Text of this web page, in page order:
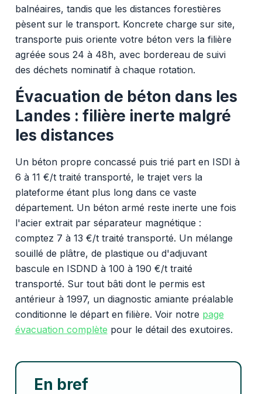
balnéaires, tandis que les distances forestières
pèsent sur le transport. Koncrete charge sur site,
transporte puis oriente votre béton vers la filière
agréée sous 24 à 48h, avec bordereau de suivi
des déchets nominatif à chaque rotation.
Évacuation de béton dans les
Landes : filière inerte malgré
les distances
Un béton propre concassé puis trié part en ISDI à
6 à 11 €/t traité transporté, le trajet vers la
plateforme étant plus long dans ce vaste
département. Un béton armé reste inerte une fois
l'acier extrait par séparateur magnétique :
comptez 7 à 13 €/t traité transporté. Un mélange
souillé de plâtre, de plastique ou d'adjuvant
bascule en ISDND à 100 à 190 €/t traité
transporté. Sur tout bâti dont le permis est
antérieur à 1997, un diagnostic amiante préalable
conditionne le départ en filière. Voir notre page
évacuation complète pour le détail des exutoires.
En bref